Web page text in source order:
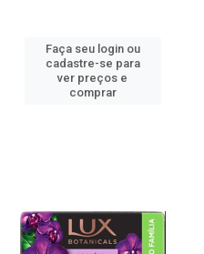
Faça seu login ou
cadastre-se para
ver preços e
comprar